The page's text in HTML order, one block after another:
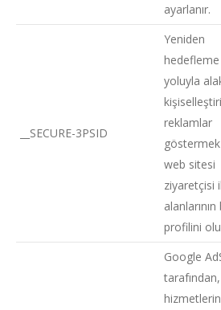
ayarlanır.
__SECURE-3PSID
Yeniden
hedefleme
yoluyla
reklamlar
web sitesi
ziyaretçisi
alanlarının
profilini
Google
tarafından,